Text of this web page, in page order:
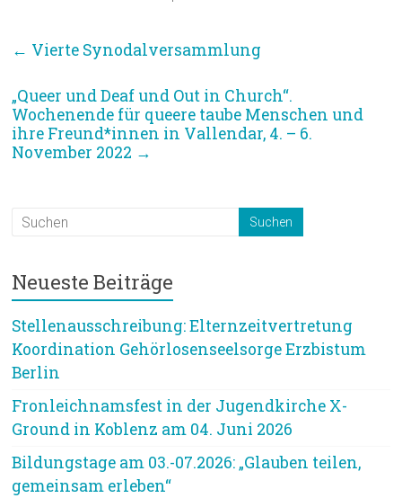
← Vierte Synodalversammlung
„Queer und Deaf und Out in Church“.
Wochenende für queere taube Menschen und
ihre Freund*innen in Vallendar, 4. – 6.
November 2022 →
Neueste Beiträge
Stellenausschreibung: Elternzeitvertretung
Koordination Gehörlosenseelsorge Erzbistum
Berlin
Fronleichnamsfest in der Jugendkirche X-
Ground in Koblenz am 04. Juni 2026
Bildungstage am 03.-07.2026: „Glauben teilen,
gemeinsam erleben“